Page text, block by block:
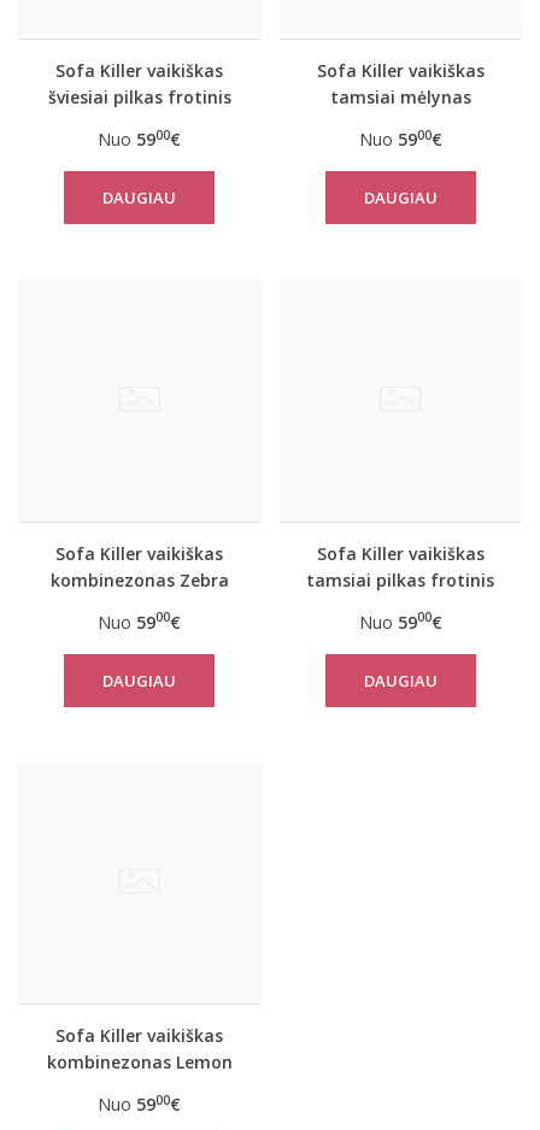
Sofa Killer vaikiškas
šviesiai pilkas frotinis
kombinezonas
Nuo 5900€
DAUGIAU
Sofa Killer vaikiškas
tamsiai mėlynas
kombinezonas
Nuo 5900€
DAUGIAU
Sofa Killer vaikiškas
kombinezonas Zebra
Nuo 5900€
DAUGIAU
Sofa Killer vaikiškas
tamsiai pilkas frotinis
kombinezonas
Nuo 5900€
DAUGIAU
Sofa Killer vaikiškas
kombinezonas Lemon
Nuo 5900€